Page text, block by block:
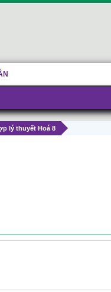
lý thuyết Hoá 8